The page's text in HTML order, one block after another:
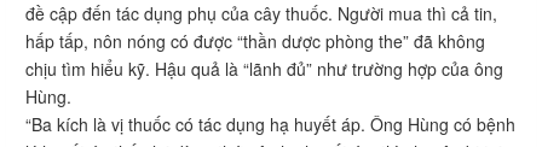
đề cập đến tác dụng phụ của cây thuốc. Người mua thì cả tin,
hấp tấp, nôn nóng có được “thần dược phòng the” đã không
chịu tìm hiểu kỹ. Hậu quả là “lãnh đủ” như trường hợp của ông
Hùng.
“Ba kích là vị thuốc có tác dụng hạ huyết áp. Ông Hùng có bệnh